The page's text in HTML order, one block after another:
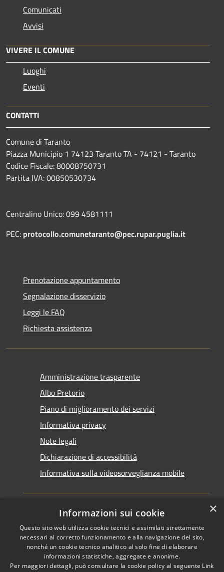
Comunicati
Avvisi
VIVERE IL COMUNE
Luoghi
Eventi
CONTATTI
Comune di Taranto
Piazza Municipio 1 74123 Taranto TA - 74121 - Taranto
Codice Fiscale: 80008750731
Partita IVA: 00850530734
Centralino Unico: 099 4581111
PEC: protocollo.comunetaranto@pec.rupar.puglia.it
Prenotazione appuntamento
Segnalazione disservizio
Leggi le FAQ
Richiesta assistenza
Amministrazione trasparente
Albo Pretorio
Piano di miglioramento dei servizi
Informativa privacy
Note legali
Dichiarazione di accessibilità
Informativa sulla videosorveglianza mobile
RSS
Accessibilità
Copyright © 2026 • Comune di
Taranto • Powered by
Municipium•Accesso
×
Informazioni sui cookie
Questo sito web utilizza cookie tecnici e assimilati strettamente
necessari al corretto funzionamento e alla navigazione del sito,
nonché un cookie tecnico analitico al solo fine di elaborare
informazioni statistiche, aggregate e anonime.
Per maggiori dettagli, può consultare la cookie policy al seguente Link